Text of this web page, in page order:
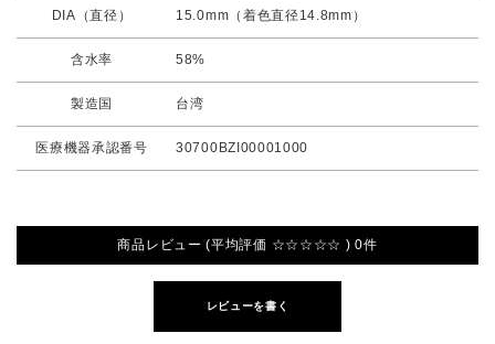
DIA（直径） 15.0mm（着色直径14.8mm）
含水率 58%
製造国 台湾
医療機器承認番号 30700BZI00001000
商品レビュー (平均評価 ☆☆☆☆☆ ) 0件
レビューを書く